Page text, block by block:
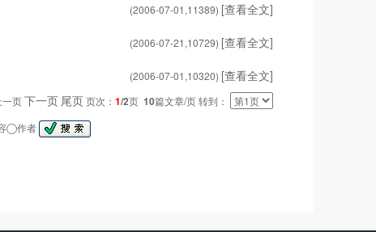
(2006-07-01,11389) [查看全文]
(2006-07-21,10729) [查看全文]
(2006-07-01,10320) [查看全文]
一页下一页 尾页页次： 1/2页 10篇文章/页 转到：
作者